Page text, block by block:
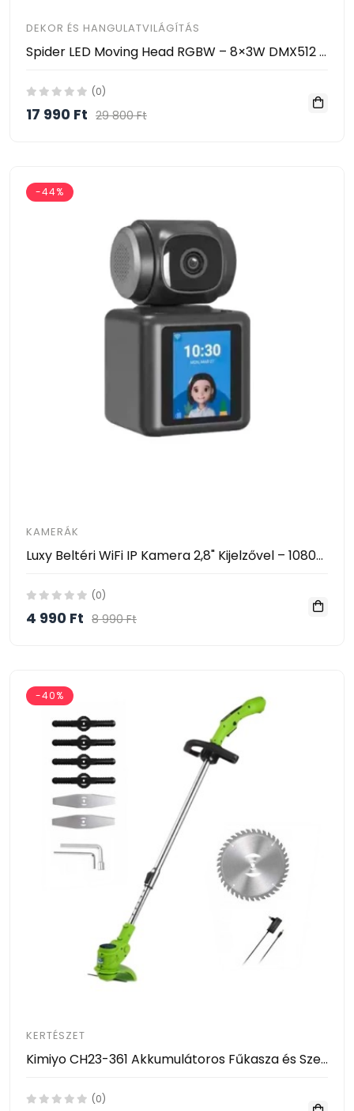
DEKOR ÉS HANGULATVILÁGÍTÁS
Spider LED Moving Head RGBW – 8×3W DMX512 Zenevezérelt LED Színpadi Fény HAYAMI KL25-120
(0)
17 990 Ft 29 800 Ft
-44%
KAMERÁK
Luxy Beltéri WiFi IP Kamera 2,8" Kijelzővel – 1080P, AI Mozgásérzékelés, 360° Forgatható- Video Calling Smart Camera
(0)
4 990 Ft 8 990 Ft
-40%
KERTÉSZET
Kimiyo CH23-361 Akkumulátoros Fűkasza és Szegélynyíró 24V – 2 Akkumulátorral
(0)